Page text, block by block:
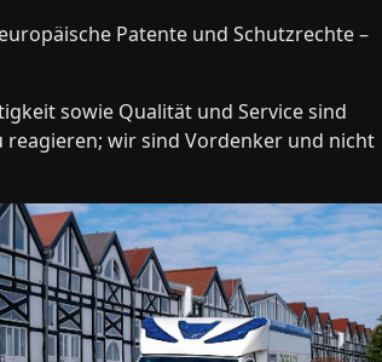
Patente und Schutzrechte –
sowie Qualität und Service sind
reagieren; wir sind Vordenker und nicht